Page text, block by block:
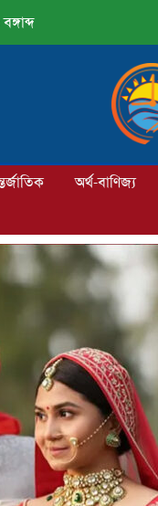
অর্থ-বাণিজ্য